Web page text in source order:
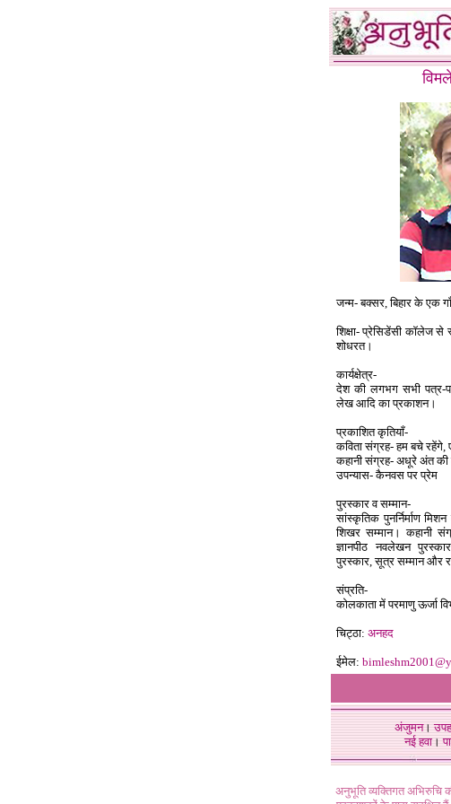
जन्म- बक्सर, बिहार के एक
शिक्षा- प्रेसिडेंसी कॉलेज से
शोधरत।
कार्यक्षेत्र-
देश की लगभग सभी पत्र-
लेख आदि का प्रकाशन।
प्रकाशित कृतियाँ-
कविता संग्रह- हम बचे
कहानी संग्रह- अधूरे अंत
उपन्यास- कैनवस पर प्रेम
पुरस्कार व सम्मान-
सांस्कृतिक पुनर्निर्माण
शिखर सम्मान। कहानी
ज्ञानपीठ नवलेखन
पुरस्कार, सूत्र सम्मान और
संप्रति-
कोलकाता में परमाणु ऊर्जा
चिट्ठा: अनहद
ईमेल:
अंजुमन।
नई हवा।
अनुभूति व्यक्तिगत अभिरुचि